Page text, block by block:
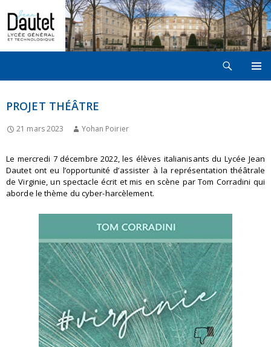
CONTENU
PROJET THÉÂTRE
21 mars 2023 Yohan Poirier
Le mercredi 7 décembre 2022, les élèves italianisants du Lycée Jean
Dautet ont eu l’opportunité d’assister à la représentation théâtrale
de Virginie, un spectacle écrit et mis en scène par Tom Corradini qui
aborde le thème du cyber-harcèlement.